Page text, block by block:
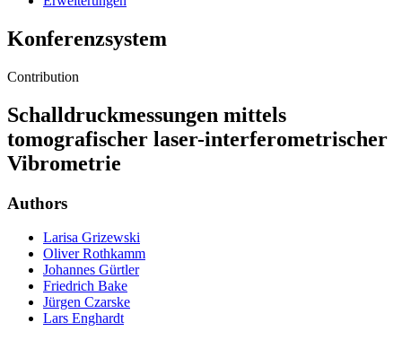
Konferenzsystem
Contribution
Schalldruckmessungen mittels
tomografischer laser-interferometrischer
Vibrometrie
Authors
Larisa Grizewski
Oliver Rothkamm
Johannes Gürtler
Friedrich Bake
Jürgen Czarske
Lars Enghardt